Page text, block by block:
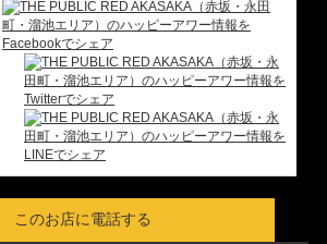
このお店に電話する